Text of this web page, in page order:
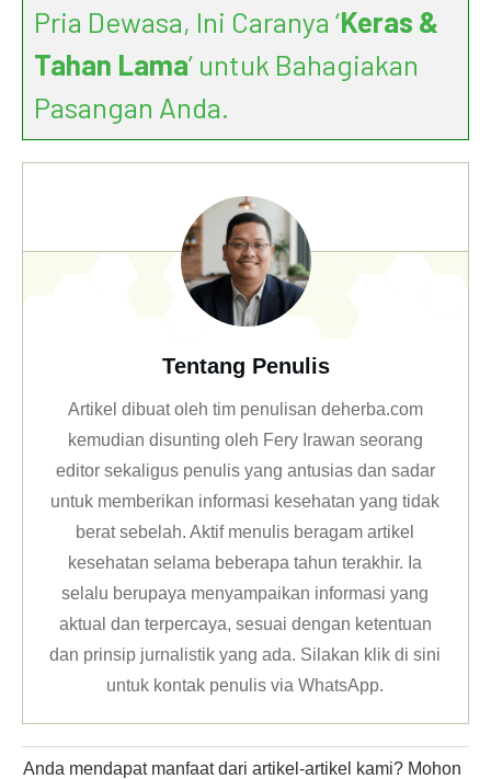
Pria Dewasa, Ini Caranya ‘Keras &
Tahan Lama’ untuk Bahagiakan
Pasangan Anda.
Tentang Penulis
Artikel dibuat oleh tim penulisan deherba.com
kemudian disunting oleh Fery Irawan seorang
editor sekaligus penulis yang antusias dan sadar
untuk memberikan informasi kesehatan yang tidak
berat sebelah. Aktif menulis beragam artikel
kesehatan selama beberapa tahun terakhir. Ia
selalu berupaya menyampaikan informasi yang
aktual dan terpercaya, sesuai dengan ketentuan
dan prinsip jurnalistik yang ada. Silakan klikdi sini
untuk kontak penulis via WhatsApp.
Anda mendapat manfaat dari artikel-artikel kami? Mohon